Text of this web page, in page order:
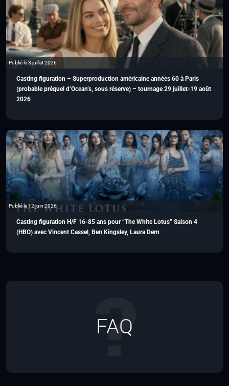
Publié le 3 juillet 2026
Casting figuration – Superproduction américaine années 60 à Paris
(probable préquel d’Ocean’s, sous réserve) – tournage 29 juillet-19 août
2026
Publié le 12 juin 2026
Casting figuration H/F 16-85 ans pour “The White Lotus” Saison 4
(HBO) avec Vincent Cassel, Ben Kingsley, Laura Dern
FAQ